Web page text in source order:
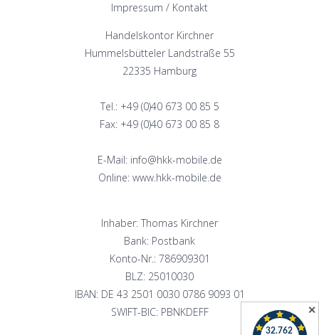
Impressum / Kontakt
Handelskontor Kirchner
Hummelsbütteler Landstraße 55
22335 Hamburg
Tel.: +49 (0)40 673 00 85 5
Fax: +49 (0)40 673 00 85 8
E-Mail: info@hkk-mobile.de
Online: www.hkk-mobile.de
Inhaber: Thomas Kirchner
Bank: Postbank
Konto-Nr.: 786909301
BLZ: 25010030
IBAN: DE 43 2501 0030 0786 9093 01
SWIFT-BIC: PBNKDEFF
✕